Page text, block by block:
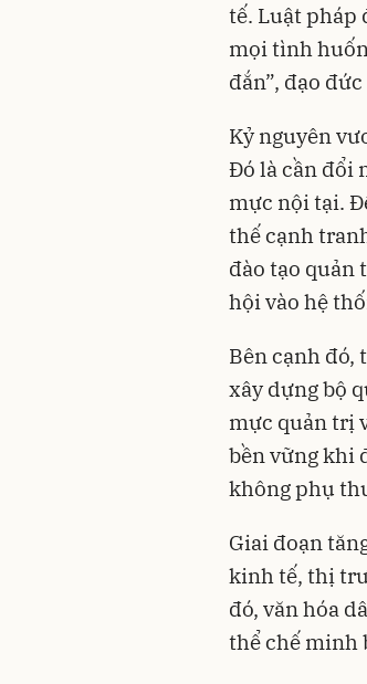
tế. Luật pháp
mọi tình
đắn”, đạo
Kỷ nguyên
Đó là cần đổi
mực nội tại.
thế cạnh
đào tạo quản
hội vào hệ
Bên cạnh đó,
xây dựng bộ
mực quản trị
bền vững khi
không phụ
Giai đoạn
kinh tế, thị
đó, văn hóa
thể chế minh